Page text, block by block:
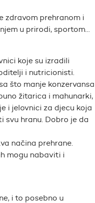
zdravom prehranom i
u prirodi, sportom…
koje su izradili
i nutricionisti.
što manje konzervansa
žitarica i mahunarki,
i jelovnici za djecu koja
svu hranu. Dobro je da
načina prehrane.
mogu nabaviti i
i to posebno u